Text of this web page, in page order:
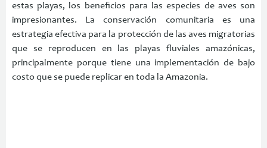
estas playas, los beneficios para las especies de aves son
impresionantes. La conservación comunitaria es una
estrategia efectiva para la protección de las aves migratorias
que se reproducen en las playas fluviales amazónicas,
principalmente porque tiene una implementación de bajo
costo que se puede replicar en toda la Amazonia.